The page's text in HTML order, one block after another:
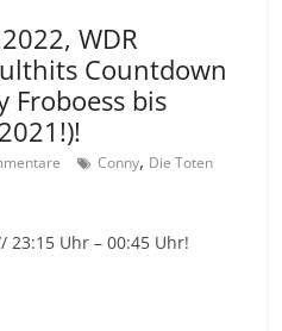
WDR
Countdown
Froboess bis
Conny, Die Toten
23:15 Uhr – 00:45 Uhr!